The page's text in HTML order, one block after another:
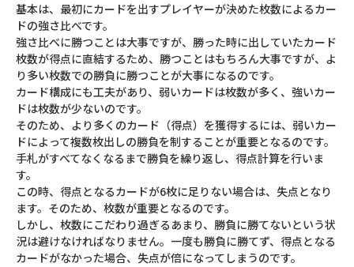
基本は、最初にカードを出すプレイヤーが決めた枚数によるカー
ドの強さ比べです。
強さ比べに勝つことは大事ですが、勝った時に出していたカード
枚数が得点に直結するため、勝つことはもちろん大事ですが、よ
り多い枚数での勝負に勝つことが大事になるのです。
カード構成にも工夫があり、弱いカードは枚数が多く、強いカー
ドは枚数が少ないのです。
そのため、より多くのカード（得点）を獲得するには、弱いカー
ドによって複数枚出しの勝負を制することが重要となるのです。
手札がすべてなくなるまで勝負を繰り返し、得点計算を行いま
す。
この時、得点となるカードが6枚に足りない場合は、失点となり
ます。そのため、枚数が重要となるのです。
しかし、枚数にこだわり過ぎるあまり、勝負に勝てないという状
況は避けなければなりません。一度も勝負に勝てず、得点となる
カードがなかった場合、失点が倍になってしまうのです。